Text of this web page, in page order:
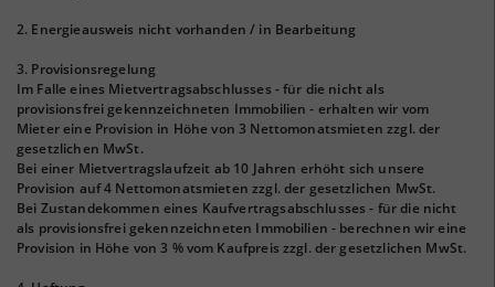
2. Energieausweis nicht vorhanden / in Bearbeitung
3. Provisionsregelung
Im Falle eines Mietvertragsabschlusses - für die nicht als
provisionsfrei gekennzeichneten Immobilien - erhalten wir vom
Mieter eine Provision in Höhe von 3 Nettomonatsmieten zzgl. der
gesetzlichen MwSt.
Bei einer Mietvertragslaufzeit ab 10 Jahren erhöht sich unsere
Provision auf 4 Nettomonatsmieten zzgl. der gesetzlichen MwSt.
Bei Zustandekommen eines Kaufvertragsabschlusses - für die nicht
als provisionsfrei gekennzeichneten Immobilien - berechnen wir eine
Provision in Höhe von 3 % vom Kaufpreis zzgl. der gesetzlichen MwSt.